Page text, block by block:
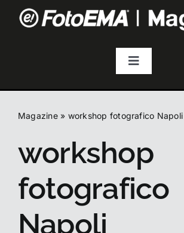
Toggle
Fotografia
Droni
Magazine» workshop fotografico Napoli
workshop
fotografico
Napoli